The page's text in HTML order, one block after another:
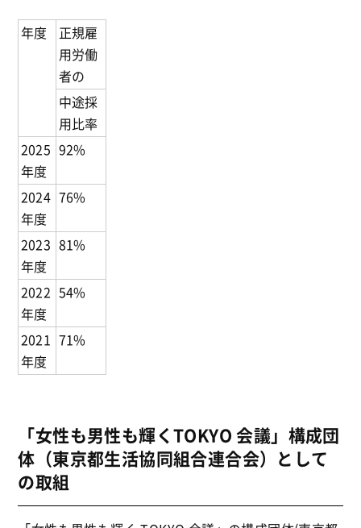
年度
正規雇
用労働
者の
中途採
用比率
2025
年度
92%
2024
年度
76%
2023
年度
81%
2022
年度
54%
2021
年度
71%
「女性も男性も輝くTOKYO 会議」構成団
体（東京都生活協同組合連合会）として
の取組